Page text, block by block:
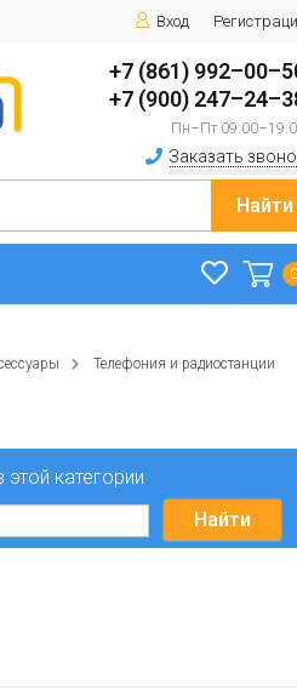
Вход
+7 (861)
+7 (900)
Пн–Пт
Заказать
Найти
Телефония и радиостанции
этой категории